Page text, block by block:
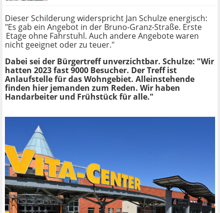
Dieser Schilderung widerspricht Jan Schulze energisch:
"Es gab ein Angebot in der Bruno-Granz-Straße. Erste
Etage ohne Fahrstuhl. Auch andere Angebote waren
nicht geeignet oder zu teuer."
Dabei sei der Bürgertreff unverzichtbar. Schulze: "Wir
hatten 2023 fast 9000 Besucher. Der Treff ist
Anlaufstelle für das Wohngebiet. Alleinstehende
finden hier jemanden zum Reden. Wir haben
Handarbeiter und Frühstück für alle."